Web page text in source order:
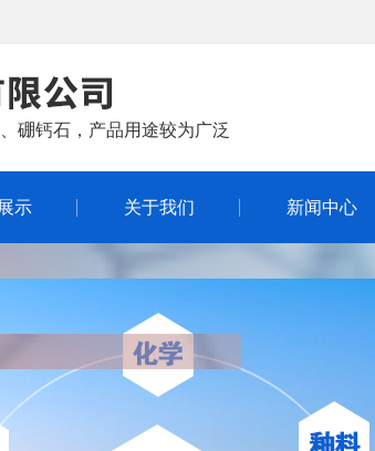
硼钙石，产品用途较为广泛
示 关于我们 新闻中心